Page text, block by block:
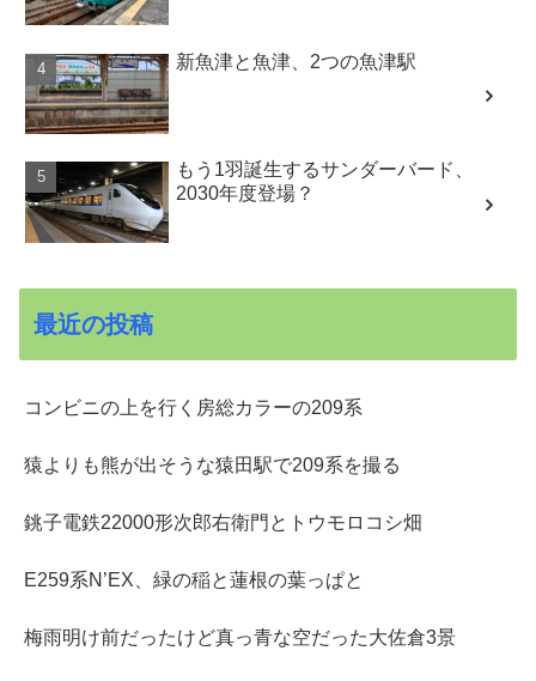
新魚津と魚津、2つの魚津駅
もう1羽誕生するサンダーバード、
2030年度登場？
最近の投稿
コンビニの上を行く房総カラーの209系
猿よりも熊が出そうな猿田駅で209系を撮る
銚子電鉄22000形次郎右衛門とトウモロコシ畑
E259系N’EX、緑の稲と蓮根の葉っぱと
梅雨明け前だったけど真っ青な空だった大佐倉3景